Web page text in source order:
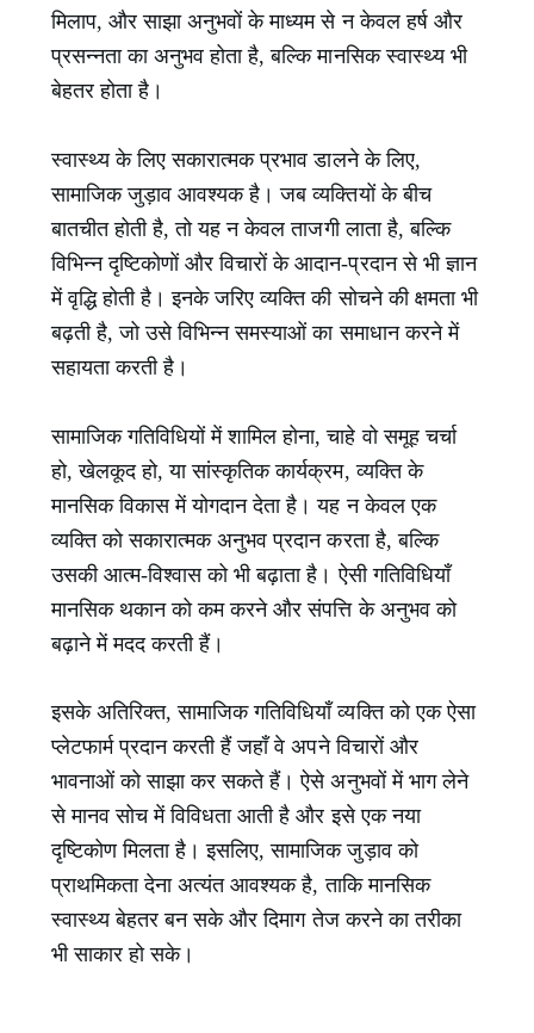
मिलाप, और साझा अनुभवों के माध्यम से न केवल हर्ष और
प्रसन्नता का अनुभव होता है, बल्कि मानसिक स्वास्थ्य भी
बेहतर होता है।
स्वास्थ्य के लिए सकारात्मक प्रभाव डालने के लिए,
सामाजिक जुड़ाव आवश्यक है। जब व्यक्तियों के बीच
बातचीत होती है, तो यह न केवल ताजगी लाता है, बल्कि
विभिन्न दृष्टिकोणों और विचारों के आदान-प्रदान से भी ज्ञान
में वृद्धि होती है। इनके जरिए व्यक्ति की सोचने की क्षमता भी
बढ़ती है, जो उसे विभिन्न समस्याओं का समाधान करने में
सहायता करती है।
सामाजिक गतिविधियों में शामिल होना, चाहे वो समूह चर्चा
हो, खेलकूद हो, या सांस्कृतिक कार्यक्रम, व्यक्ति के
मानसिक विकास में योगदान देता है। यह न केवल एक
व्यक्ति को सकारात्मक अनुभव प्रदान करता है, बल्कि
उसकी आत्म-विश्वास को भी बढ़ाता है। ऐसी गतिविधियाँ
मानसिक थकान को कम करने और संपत्ति के अनुभव को
बढ़ाने में मदद करती हैं।
इसके अतिरिक्त, सामाजिक गतिविधियाँ व्यक्ति को एक ऐसा
प्लेटफार्म प्रदान करती हैं जहाँ वे अपने विचारों और
भावनाओं को साझा कर सकते हैं। ऐसे अनुभवों में भाग लेने
से मानव सोच में विविधता आती है और इसे एक नया
दृष्टिकोण मिलता है। इसलिए, सामाजिक जुड़ाव को
प्राथमिकता देना अत्यंत आवश्यक है, ताकि मानसिक
स्वास्थ्य बेहतर बन सके और दिमाग तेज करने का तरीका
भी साकार हो सके।